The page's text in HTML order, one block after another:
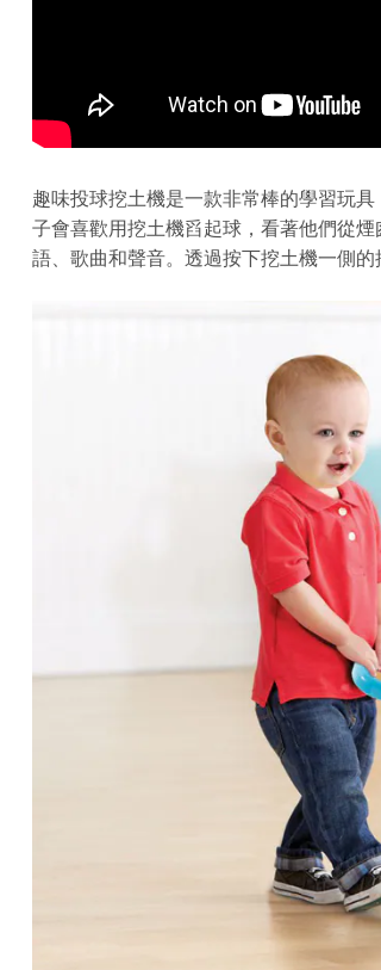
趣味投球挖土機是一款非常棒的學習玩
子會喜歡用挖土機舀起球，看著他們從
語、歌曲和聲音。透過按下挖土機一側